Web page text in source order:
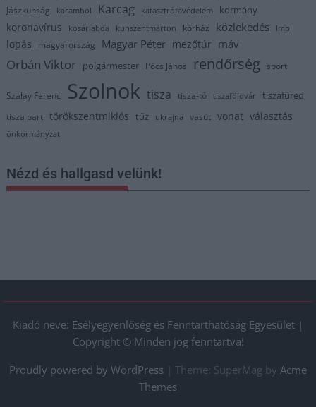
Jászkunság karambol Karcag katasztrófavédelem kormány
koronavírus kosárlabda kunszentmárton kórház közlekedés lmp
lopás magyarország Magyar Péter mezőtúr máv
Orbán Viktor polgármester Pócs János rendőrség sport
Szalay Ferenc Szolnok tisza tisza-tó tiszaföldvár tiszafüred
tisza part törökszentmiklós tűz ukrajna vasút vonat választás
önkormányzat
Nézd és hallgasd velünk!
Kiadó neve: Esélyegyenlőség és Fenntarthatóság Egyesület |
Copyright © Minden jog fenntartva!
Proudly powered by WordPress
Theme: SuperMag by Acme
Themes